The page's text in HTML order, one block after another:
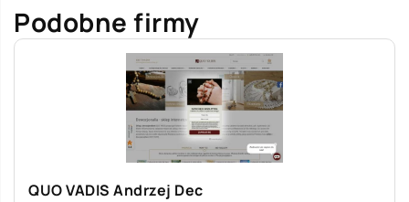
Podobne firmy
QUO VADIS Andrzej Dec